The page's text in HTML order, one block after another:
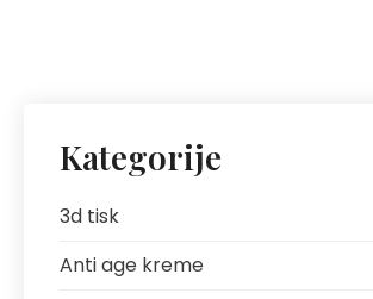
Kategorije
3d tisk
Anti age kreme